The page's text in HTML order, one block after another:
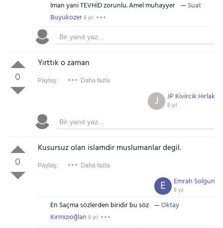
İman yani TEVHİD zorunlu. Amel muhayyer
Suat
Buyukozer8 yıl
0
Yırttık o zaman
Paylaş: Daha fazla
JP Kivircik Hırlak
8 yıl
J
0
Kusursuz olan islamdir muslumanlar degil.
Paylaş: Daha fazla
Emrah Solgun
8 yıl
E
En Saçma sözlerden biridir bu söz
Oktay
Kırmızıoğlan 8 yıl